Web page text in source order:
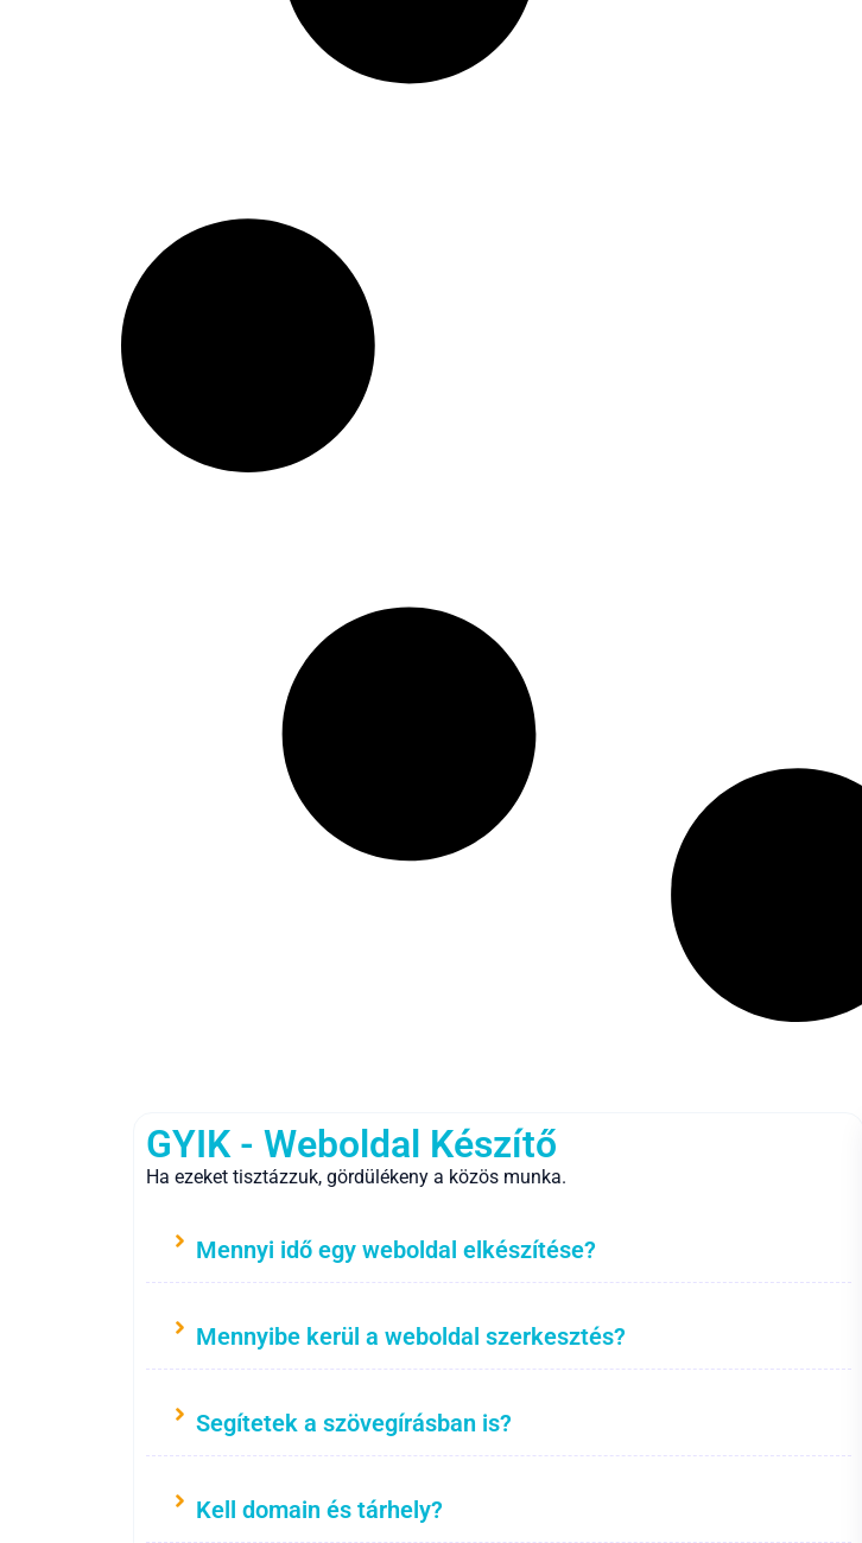
GYIK - Weboldal Készítő
Ha ezeket tisztázzuk, gördülékeny a közös munka.
Mennyi idő egy weboldal elkészítése?
Mennyibe kerül a weboldal szerkesztés?
Segítetek a szövegírásban is?
Kell domain és tárhely?